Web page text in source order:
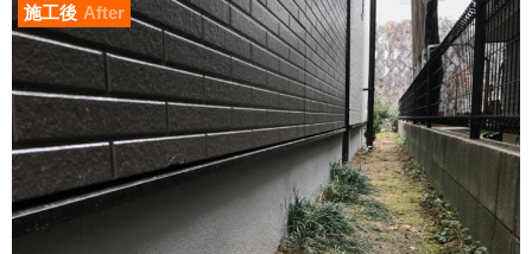
施工後 After